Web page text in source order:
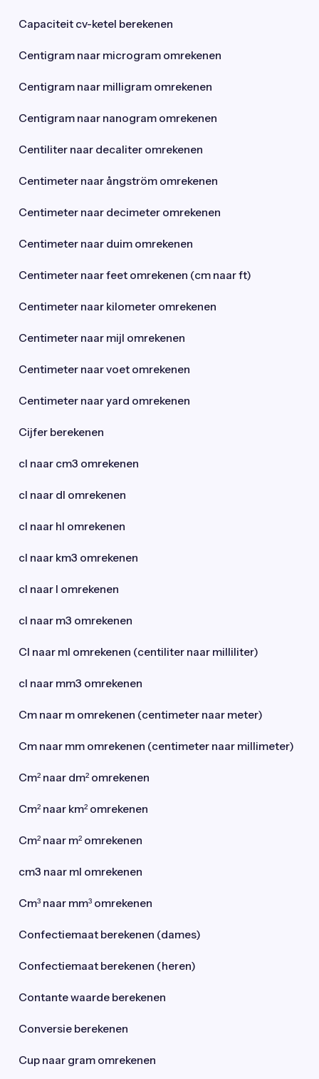
Capaciteit cv-ketel berekenen
Centigram naar microgram omrekenen
Centigram naar milligram omrekenen
Centigram naar nanogram omrekenen
Centiliter naar decaliter omrekenen
Centimeter naar ångström omrekenen
Centimeter naar decimeter omrekenen
Centimeter naar duim omrekenen
Centimeter naar feet omrekenen (cm naar ft)
Centimeter naar kilometer omrekenen
Centimeter naar mijl omrekenen
Centimeter naar voet omrekenen
Centimeter naar yard omrekenen
Cijfer berekenen
cl naar cm3 omrekenen
cl naar dl omrekenen
cl naar hl omrekenen
cl naar km3 omrekenen
cl naar l omrekenen
cl naar m3 omrekenen
Cl naar ml omrekenen (centiliter naar milliliter)
cl naar mm3 omrekenen
Cm naar m omrekenen (centimeter naar meter)
Cm naar mm omrekenen (centimeter naar millimeter)
Cm² naar dm² omrekenen
Cm² naar km² omrekenen
Cm² naar m² omrekenen
cm3 naar ml omrekenen
Cm³ naar mm³ omrekenen
Confectiemaat berekenen (dames)
Confectiemaat berekenen (heren)
Contante waarde berekenen
Conversie berekenen
Cup naar gram omrekenen